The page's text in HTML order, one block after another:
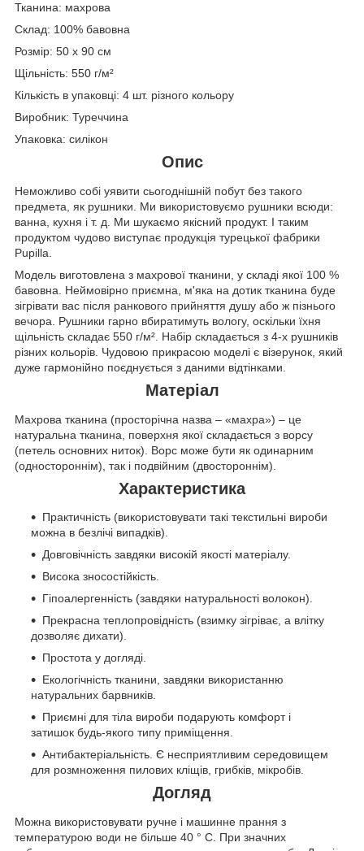
Тканина: махрова
Склад: 100% бавовна
Розмір: 50 х 90 см
Щільність: 550 г/м²
Кількість в упаковці: 4 шт. різного кольору
Виробник: Туреччина
Упаковка: силікон
Опис
Неможливо собі уявити сьогоднішній побут без такого
предмета, як рушники. Ми використовуємо рушники всюди:
ванна, кухня і т. д. Ми шукаємо якісний продукт. І таким
продуктом чудово виступає продукція турецької фабрики
Pupilla.
Модель виготовлена з махрової тканини, у складі якої 100 %
бавовна. Неймовірно приємна, м'яка на дотик тканина буде
зігрівати вас після ранкового прийняття душу або ж пізнього
вечора. Рушники гарно вбиратимуть вологу, оскільки їхня
щільність складає 550 г/м². Набір складається з 4-х рушників
різних кольорів. Чудовою прикрасою моделі є візерунок, який
дуже гармонійно поєднується з даними відтінками.
Матеріал
Махрова тканина (просторічна назва – «махра») – це
натуральна тканина, поверхня якої складається з ворсу
(петель основних ниток). Ворс може бути як одинарним
(одностороннім), так і подвійним (двостороннім).
Характеристика
Практичність (використовувати такі текстильні вироби
можна в безлічі випадків).
Довговічність завдяки високій якості матеріалу.
Висока зносостійкість.
Гіпоалергенність (завдяки натуральності волокон).
Прекрасна теплопровідність (взимку зігріває, а влітку
дозволяє дихати).
Простота у догляді.
Екологічність тканини, завдяки використанню
натуральних барвників.
Приємні для тіла вироби подарують комфорт і
затишок будь-якого типу приміщення.
Антибактеріальність. Є несприятливим середовищем
для розмноження пилових кліщів, грибків, мікробів.
Догляд
Можна використовувати ручне і машинне прання з
температурою води не більше 40 ° C. При значних